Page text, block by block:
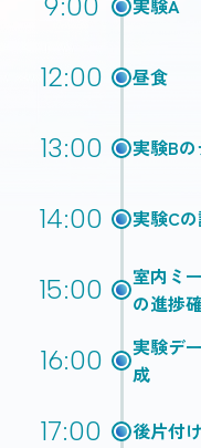
実験A
12:00 昼食
13:00 実験B
14:00 実験C
15:00
室内ミ
の進捗
16:00
実験デ
成
17:00 後片付